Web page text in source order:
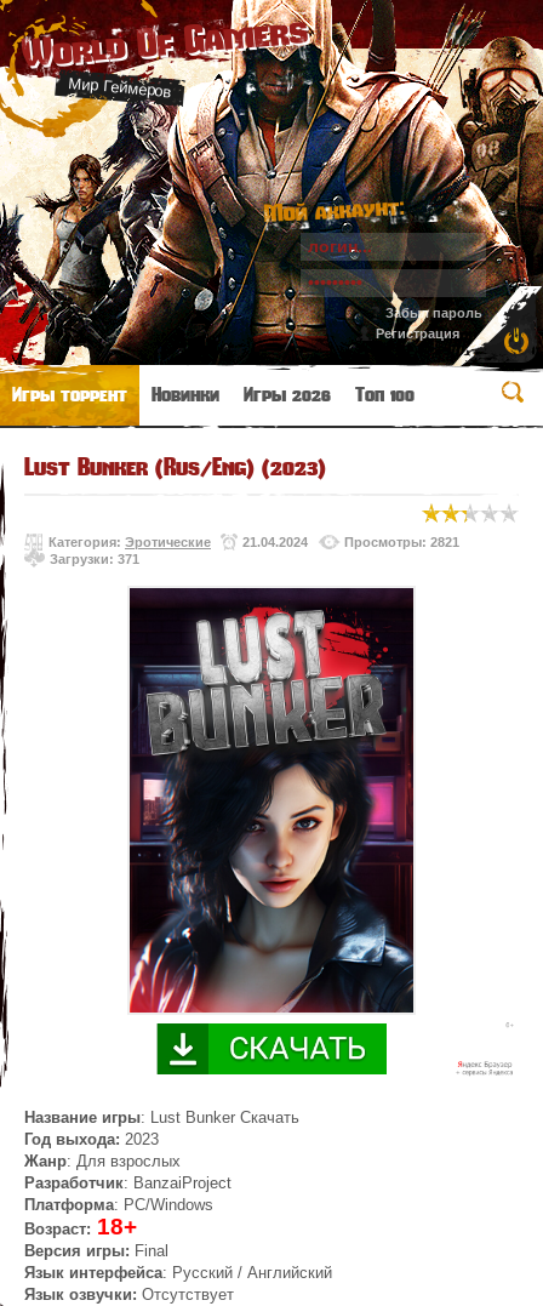
World Of Gamers
Мир Геймеров
Мой аккаунт:
Забыл пароль
Регистрация
Игры торрент Новинки Игры 2026 Топ 100
Lust Bunker (Rus/Eng) (2023)
Категория: Эротические 21.04.2024
Просмотры: 2821
Загрузки: 371
Название игры: Lust Bunker Скачать
Год выхода: 2023
Жанр: Для взрослых
Разработчик: BanzaiProject
Платформа: PC/Windows
Возраст: 18+
Версия игры: Final
Язык интерфейса: Русский / Английский
Язык озвучки: Отсутствует